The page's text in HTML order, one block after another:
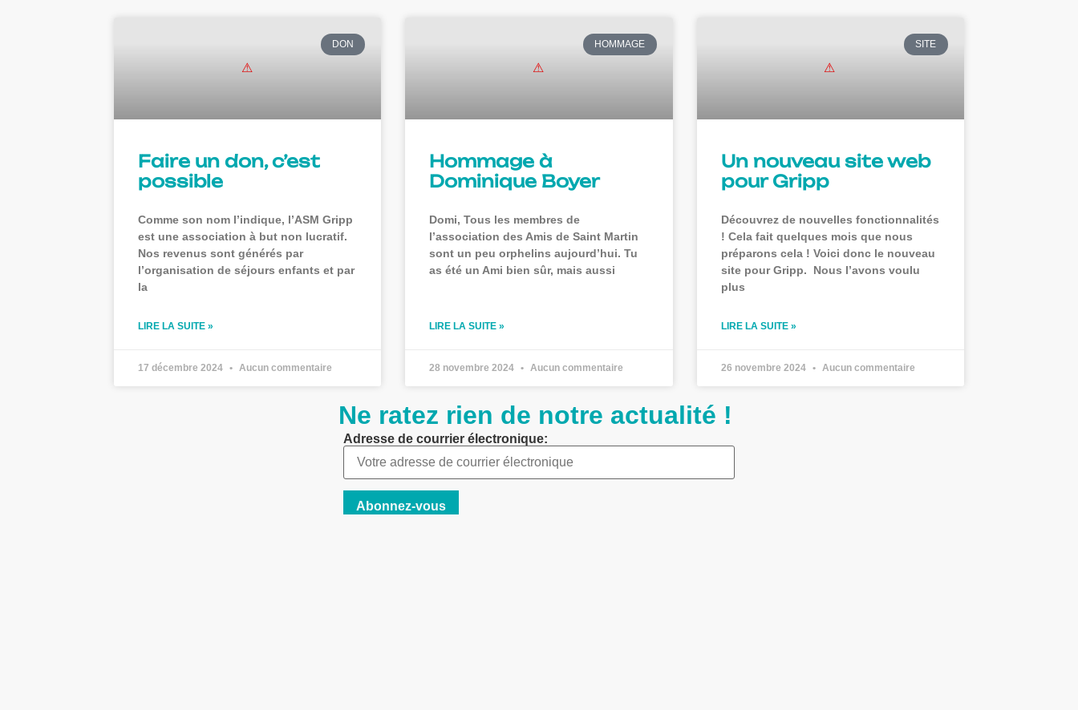
DON
Faire un don, c’est
possible
Comme son nom l’indique, l’ASM Gripp
est une association à but non lucratif.
Nos revenus sont générés par
l’organisation de séjours enfants et par
la
LIRE LA SUITE »
17 décembre 2024 Aucun commentaire
HOMMAGE
Hommage à
Dominique Boyer
Domi, Tous les membres de
l’association des Amis de Saint Martin
sont un peu orphelins aujourd’hui. Tu
as été un Ami bien sûr, mais aussi
LIRE LA SUITE »
28 novembre 2024 Aucun commentaire
SITE
Un nouveau site web
pour Gripp
Découvrez de nouvelles fonctionnalités
! Cela fait quelques mois que nous
préparons cela ! Voici donc le nouveau
site pour Gripp. Nous l’avons voulu
plus
LIRE LA SUITE »
26 novembre 2024 Aucun commentaire
Ne ratez rien de notre actualité !
Adresse de courrier électronique: